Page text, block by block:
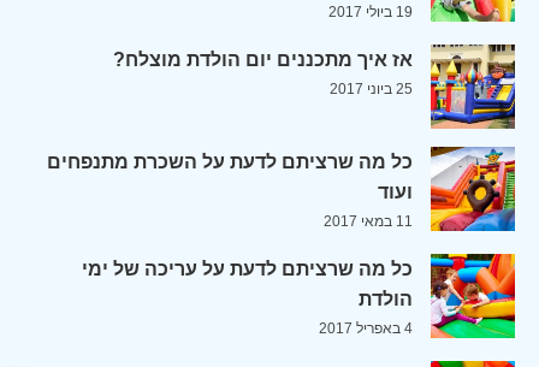
19 ביולי 2017
אז איך מתכננים יום הולדת מוצלח?
25 ביוני 2017
כל מה שרציתם לדעת על השכרת מתנפחים
ועוד
11 במאי 2017
כל מה שרציתם לדעת על עריכה של ימי
הולדת
4 באפריל 2017